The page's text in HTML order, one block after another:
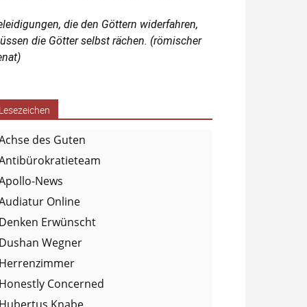
die den Göttern widerfahren,
die Götter selbst rächen. (römischer
Lesezeichen
des Guten
News
Online
Denken Erwünscht
Dushan Wegner
Herrenzimmer
Honestly Concerned